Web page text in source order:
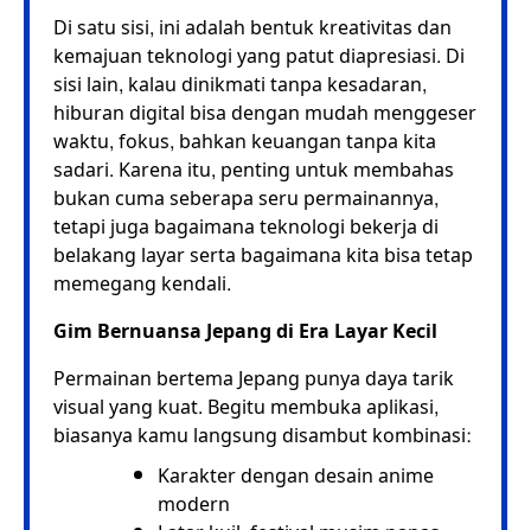
Di satu sisi, ini adalah bentuk kreativitas dan
kemajuan teknologi yang patut diapresiasi. Di
sisi lain, kalau dinikmati tanpa kesadaran,
hiburan digital bisa dengan mudah menggeser
waktu, fokus, bahkan keuangan tanpa kita
sadari. Karena itu, penting untuk membahas
bukan cuma seberapa seru permainannya,
tetapi juga bagaimana teknologi bekerja di
belakang layar serta bagaimana kita bisa tetap
memegang kendali.
Gim Bernuansa Jepang di Era Layar Kecil
Permainan bertema Jepang punya daya tarik
visual yang kuat. Begitu membuka aplikasi,
biasanya kamu langsung disambut kombinasi:
Karakter dengan desain anime
modern